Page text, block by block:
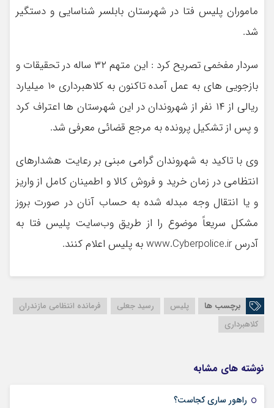
ماموران پلیس فتا در شهرستان بابلسر شناسایی و دستگیر
شد.
سردار مفخمی تصریح کرد : این متهم ۳۲ ساله در تحقیقات و
بازجویی های به عمل آمده تاکنون به کلاهبرداری ۱۰ میلیارد
ریالی از ۱۴ نفر از شهروندان در این شهرستان ها اعتراف کرد
و پس از تشکیل پرونده به مرجع قضائی معرفی شد.
وی با تاکید به شهروندان گرامی مبنی بر رعایت هشدارهای
انتظامی در زمان خرید و فروش کالا و اطمینان کامل از واریز
و یا انتقال وجه مبدله شده به حساب آنان در صورت بروز
مشکل سریعاً موضوع را از طریق وب‌سایت پلیس فتا به
آدرس www.Cyberpolice.ir به پلیس اعلام کنند.
برچسب ها پلیس رسید جعلی
فرمانده انتظامی مازندران
کلاهبرداری
نوشته های مشابه
راهور ساری کجاست؟